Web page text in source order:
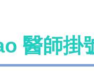
醫師掛